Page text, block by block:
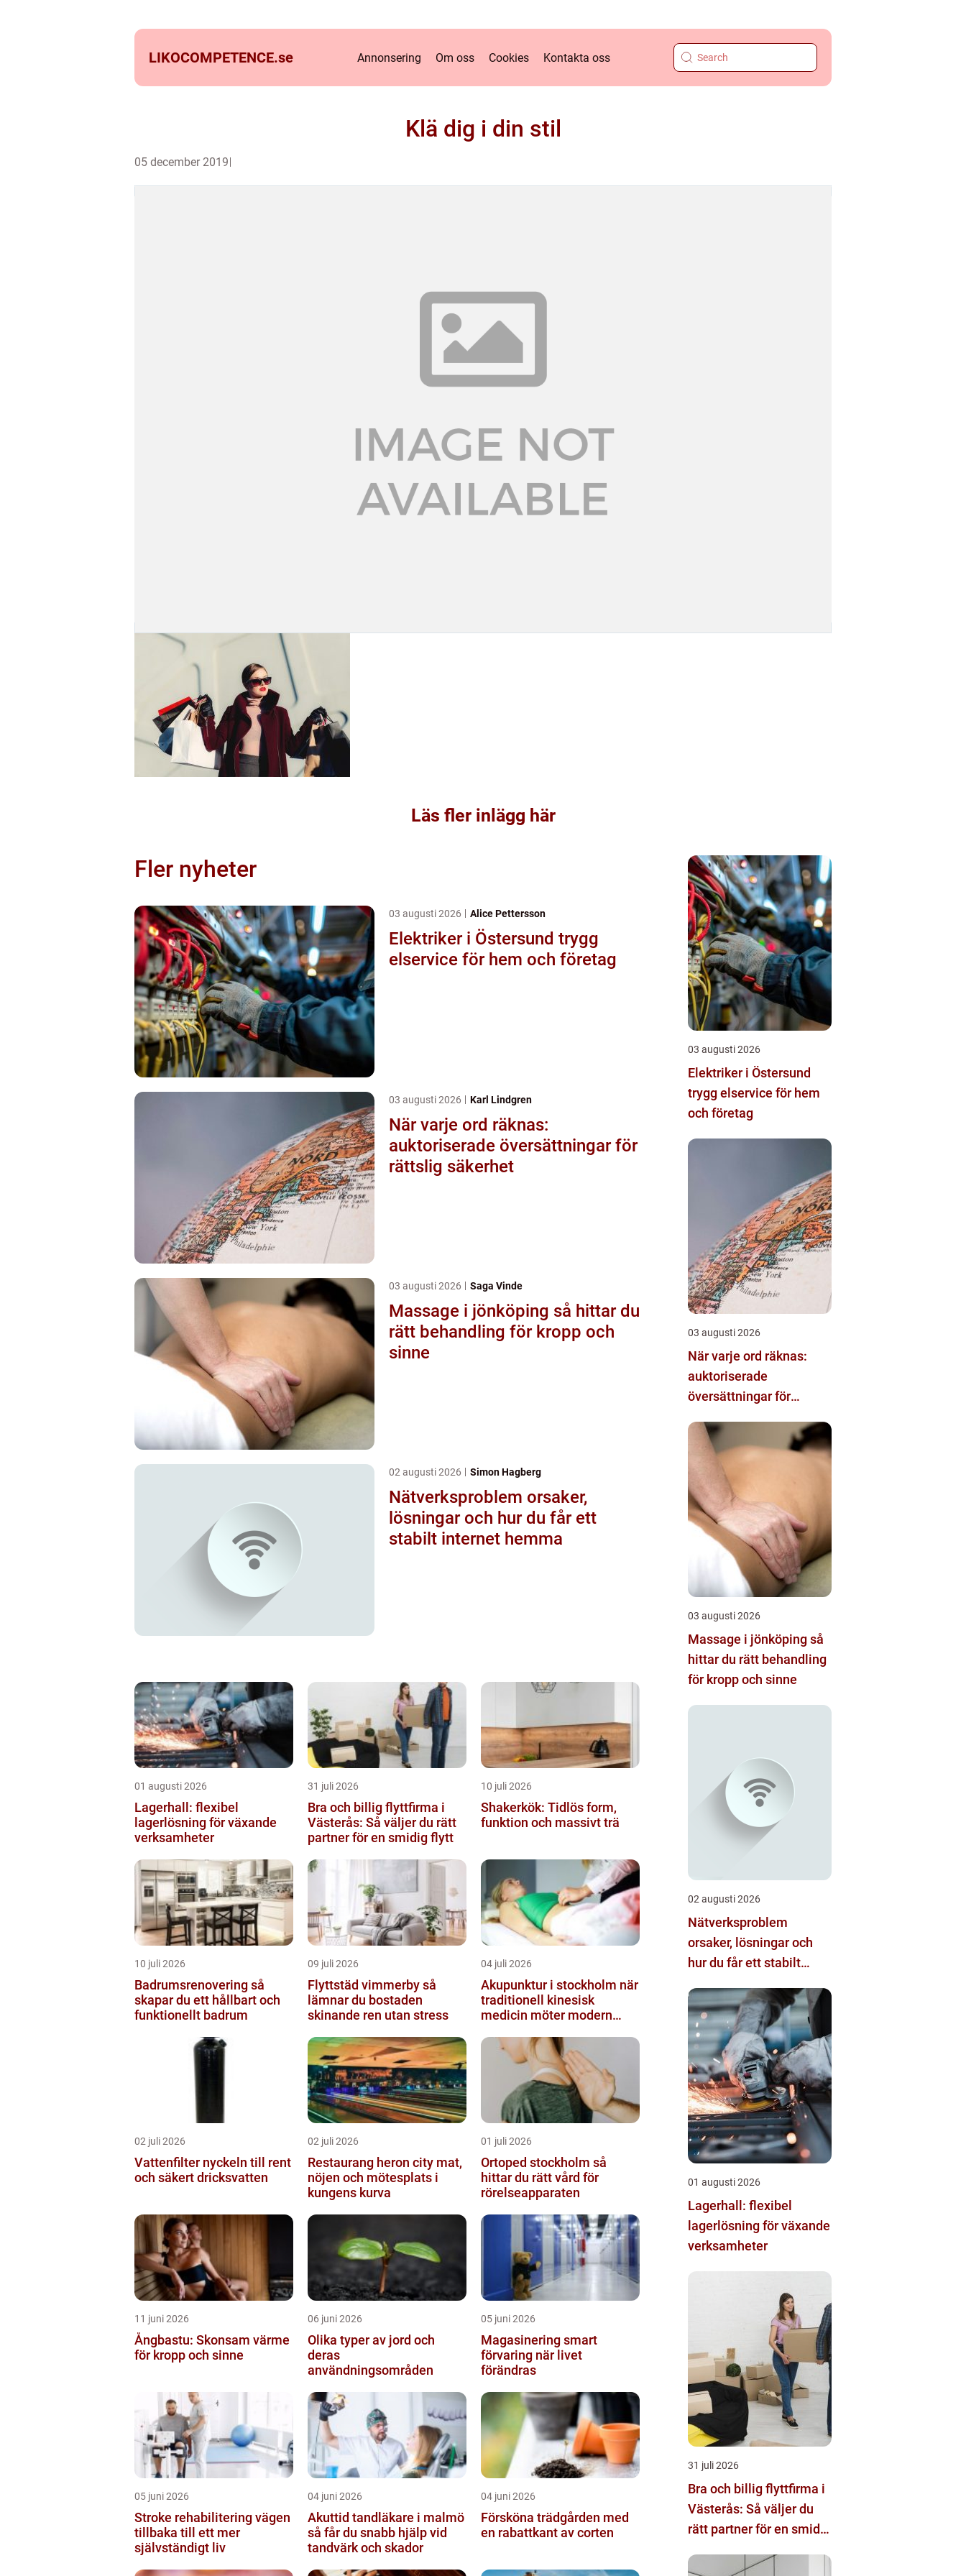
LIKOCOMPETENCE.se Annonsering Om oss Cookies Kontakta oss
Klä dig i din stil
05 december 2019
Läs fler inlägg här
Fler nyheter
03 augusti 2026 Alice Pettersson
Elektriker i Östersund trygg
elservice för hem och företag
03 augusti 2026 Karl Lindgren
När varje ord räknas:
auktoriserade översättningar för
rättslig säkerhet
03 augusti 2026 Saga Vinde
Massage i jönköping så hittar du
rätt behandling för kropp och
sinne
02 augusti 2026 Simon Hagberg
Nätverksproblem orsaker,
lösningar och hur du får ett
stabilt internet hemma
01 augusti 2026
Lagerhall: flexibel
lagerlösning för växande
verksamheter
31 juli 2026
Bra och billig flyttfirma i
Västerås: Så väljer du rätt
partner för en smidig flytt
10 juli 2026
Shakerkök: Tidlös form,
funktion och massivt trä
10 juli 2026
Badrumsrenovering så
skapar du ett hållbart och
funktionellt badrum
09 juli 2026
Flyttstäd vimmerby så
lämnar du bostaden
skinande ren utan stress
04 juli 2026
Akupunktur i stockholm när
traditionell kinesisk
medicin möter modern
02 juli 2026
Vattenfilter nyckeln till rent
och säkert dricksvatten
02 juli 2026
Restaurang heron city mat,
nöjen och mötesplats i
kungens kurva
01 juli 2026
Ortoped stockholm så
hittar du rätt vård för
rörelseapparaten
11 juni 2026
Ångbastu: Skonsam värme
för kropp och sinne
06 juni 2026
Olika typer av jord och
deras
användningsområden
05 juni 2026
Magasinering smart
förvaring när livet
förändras
05 juni 2026
Stroke rehabilitering vägen
tillbaka till ett mer
självständigt liv
04 juni 2026
Akuttid tandläkare i malmö
så får du snabb hjälp vid
tandvärk och skador
04 juni 2026
Försköna trädgården med
en rabattkant av corten
03 augusti 2026
Elektriker i Östersund
trygg elservice för hem
och företag
03 augusti 2026
När varje ord räknas:
auktoriserade
översättningar för
03 augusti 2026
Massage i jönköping så
hittar du rätt behandling
för kropp och sinne
02 augusti 2026
Nätverksproblem
orsaker, lösningar och
hur du får ett stabilt
01 augusti 2026
Lagerhall: flexibel
lagerlösning för växande
verksamheter
31 juli 2026
Bra och billig flyttfirma i
Västerås: Så väljer du
rätt partner för en smidig